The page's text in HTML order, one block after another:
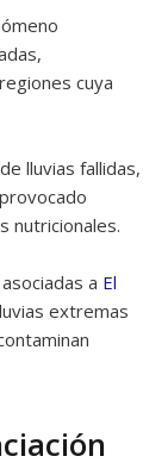
cuya
lluvias fallidas,
nutricionales.
a El
extremas